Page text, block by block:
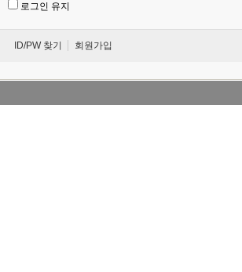
로그인 유지
ID/PW 찾기 회원가입